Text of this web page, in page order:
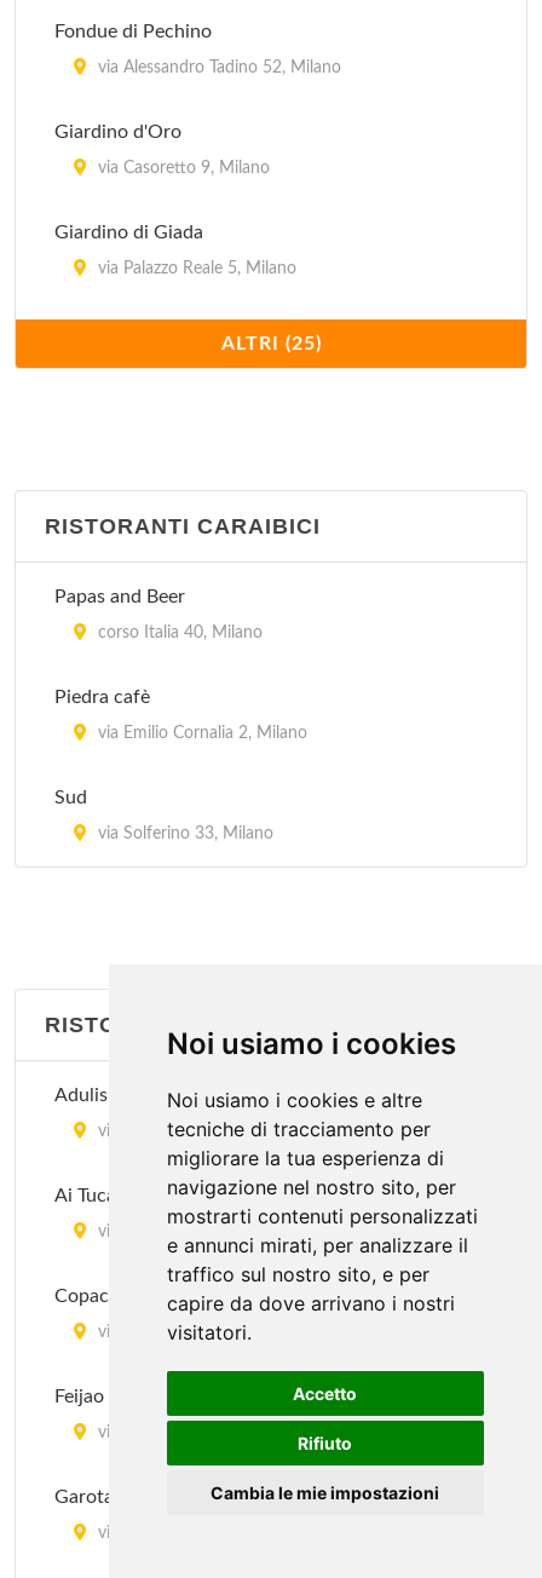
Noi usiamo i cookies
Noi usiamo i cookies e altre
tecniche di tracciamento per
migliorare la tua esperienza di
navigazione nel nostro sito, per
mostrarti contenuti personalizzati
e annunci mirati, per analizzare il
traffico sul nostro sito, e per
capire da dove arrivano i nostri
visitatori.
Accetto
Rifiuto
Cambia le mie impostazioni
Fondue di Pechino
via Alessandro Tadino 52, Milano
Giardino d'Oro
via Casoretto 9, Milano
Giardino di Giada
via Palazzo Reale 5, Milano
via Giovanni Schiapparelli 5, Milano
Jubin
Kota Radja
Lon Fon
Mei Lin
via San Giovanni sul Muro 13, Milano
ALTRI (25)
RISTORANTI CARAIBICI
Papas and Beer
corso Italia 40, Milano
Piedra cafè
via Emilio Cornalia 2, Milano
Sud
via Solferino 33, Milano
RISTORANTI BRASILIANI
Adulis Pau Brasil
via Melzo 24, Milano
Ai Tucani
via Novara 342, Milano
Copacabana
via Giuseppe Tartini 13, Milano
Feijao Com Arroz
via Gian Francesco Pizzi 18, Milano
Garota De Ipanema
via General Giuseppe Govone 42, Milano